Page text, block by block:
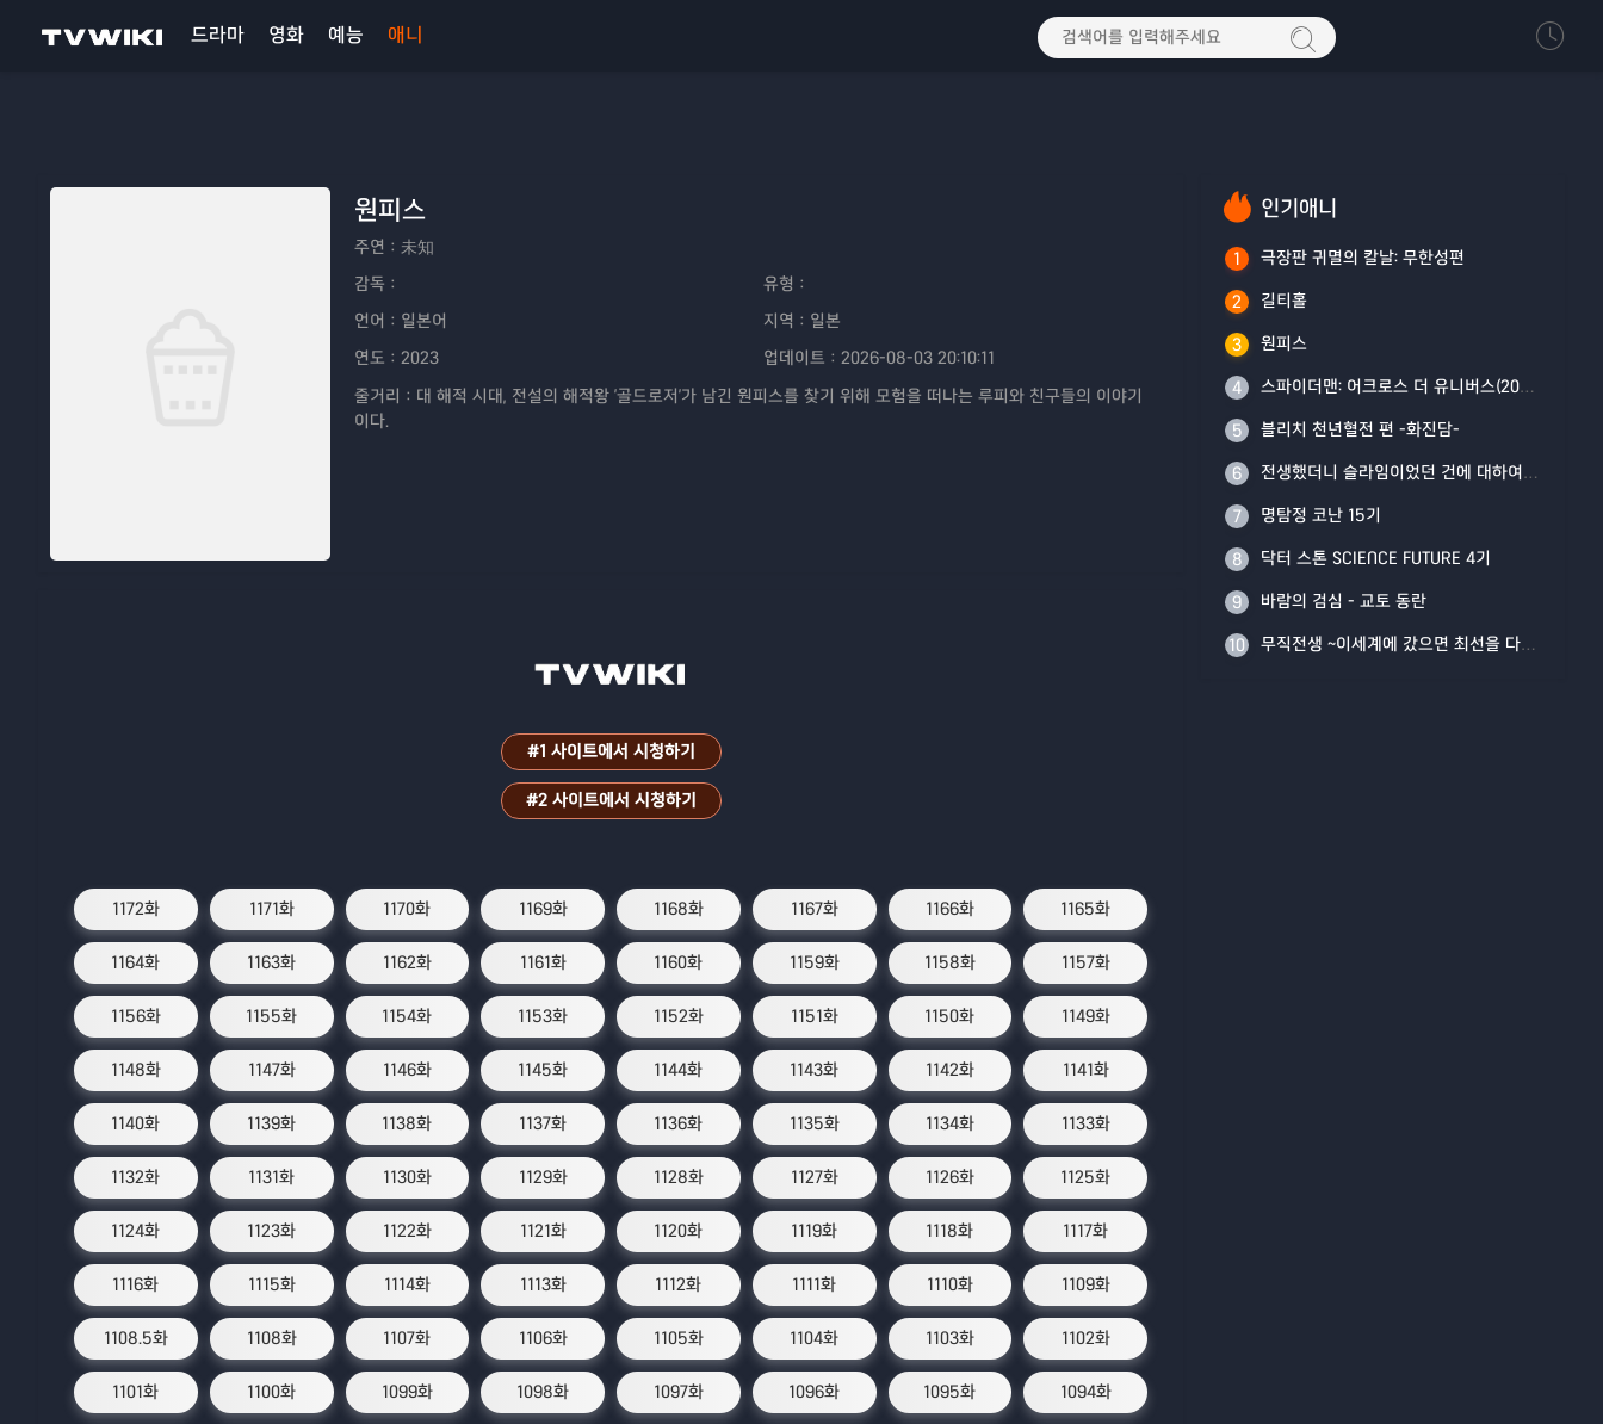
드라마 영화 예능 애니
원피스
주연： 未知
감독：
유형：
언어： 일본어 지역： 일본
연도： 2023 업데이트： 2026-08-03 20:10:11
줄거리： 대 해적 시대, 전설의 해적왕 '골드로저'가 남긴 원피스를 찾기 위해 모험을 떠나는 루피와 친구들의 이야기
이다.
#1 사이트에서 시청하기
#2 사이트에서 시청하기
1172화 1171화 1170화 1169화 1168화 1167화 1166화 1165화
1164화 1163화 1162화 1161화 1160화 1159화 1158화 1157화
1156화 1155화 1154화 1153화 1152화 1151화 1150화 1149화
1148화 1147화 1146화 1145화 1144화 1143화 1142화 1141화
1140화 1139화 1138화 1137화 1136화 1135화 1134화 1133화
1132화 1131화 1130화 1129화 1128화 1127화 1126화 1125화
1124화 1123화 1122화 1121화 1120화 1119화 1118화 1117화
1116화 1115화 1114화 1113화 1112화 1111화 1110화 1109화
1108.5화 1108화 1107화 1106화 1105화 1104화 1103화 1102화
1101화 1100화 1099화 1098화 1097화 1096화 1095화 1094화
인기애니
1 극장판 귀멸의 칼날: 무한성편
2 길티홀
3 원피스
4 스파이더맨: 어크로스 더 유니버스(2023)
5 블리치 천년혈전 편 -화진담-
6 전생했더니 슬라임이었던 건에 대하여 4기
7 명탐정 코난 15기
8 닥터 스톤 SCIENCE FUTURE 4기
9 바람의 검심 - 교토 동란
10 무직전생 ~이세계에 갔으면 최선을 다한다~ Part 2